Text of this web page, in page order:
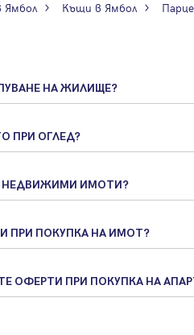
Ямбол
Къщи в Ямбол
НА ЖИЛИЩЕ?
ПРИ ОГЛЕД?
НЕДВИЖИМИ ИМОТИ?
ПРИ ПОКУПКА НА ИМОТ?
ОФЕРТИ ПРИ ПОКУПКА НА